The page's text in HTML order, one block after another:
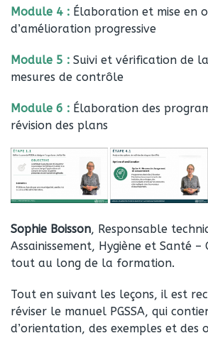
Module 4 : Élaboration et mise en
d’amélioration progressive
Module 5 : Suivi et vérification de
mesures de contrôle
Module 6 : Élaboration des
révision des plans
Sophie Boisson, Responsable
Assainissement, Hygiène et Santé –
tout au long de la formation.
Tout en suivant les leçons, il est
réviser le manuel PGSSA, qui
d’orientation, des exemples et des